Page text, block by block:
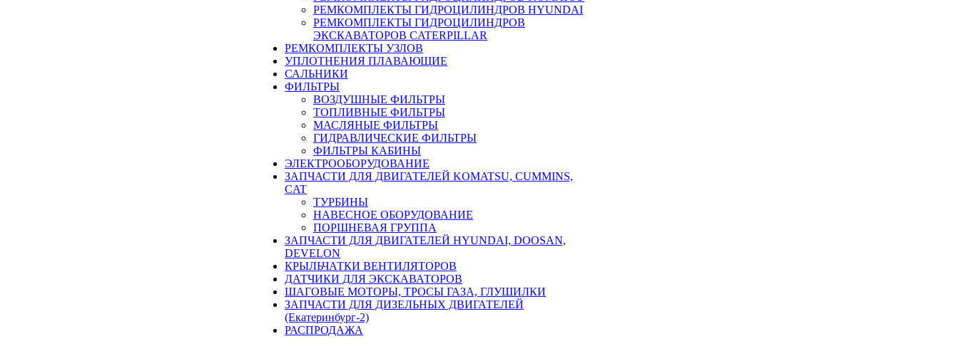
РЕМКОМПЛЕКТЫ ГИДРОЦИЛИНДРОВ HYUNDAI
РЕМКОМПЛЕКТЫ ГИДРОЦИЛИНДРОВ
ЭКСКАВАТОРОВ CATERPILLAR
РЕМКОМПЛЕКТЫ УЗЛОВ
УПЛОТНЕНИЯ ПЛАВАЮЩИЕ
САЛЬНИКИ
ФИЛЬТРЫ
ВОЗДУШНЫЕ ФИЛЬТРЫ
ТОПЛИВНЫЕ ФИЛЬТРЫ
МАСЛЯНЫЕ ФИЛЬТРЫ
ГИДРАВЛИЧЕСКИЕ ФИЛЬТРЫ
ФИЛЬТРЫ КАБИНЫ
ЭЛЕКТРООБОРУДОВАНИЕ
ЗАПЧАСТИ ДЛЯ ДВИГАТЕЛЕЙ KOMATSU, CUMMINS,
CAT
ТУРБИНЫ
НАВЕСНОЕ ОБОРУДОВАНИЕ
ПОРШНЕВАЯ ГРУППА
ЗАПЧАСТИ ДЛЯ ДВИГАТЕЛЕЙ HYUNDAI, DOOSAN,
DEVELON
КРЫЛЬЧАТКИ ВЕНТИЛЯТОРОВ
ДАТЧИКИ ДЛЯ ЭКСКАВАТОРОВ
ШАГОВЫЕ МОТОРЫ, ТРОСЫ ГАЗА, ГЛУШИЛКИ
ЗАПЧАСТИ ДЛЯ ДИЗЕЛЬНЫХ ДВИГАТЕЛЕЙ
(Екатеринбург-2)
РАСПРОДАЖА